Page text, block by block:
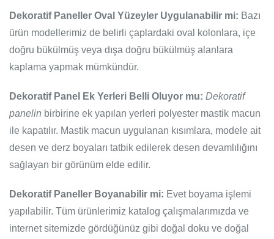
Dekoratif Paneller Oval Yüzeyler Uygulanabilir mi: Bazı
ürün modellerimiz de belirli çaplardaki oval kolonlara, içe
doğru bükülmüş veya dışa doğru bükülmüş alanlara
kaplama yapmak mümkündür.
Dekoratif Panel Ek Yerleri Belli Oluyor mu: Dekoratif
panelin birbirine ek yapılan yerleri polyester mastik macun
ile kapatılır. Mastik macun uygulanan kısımlara, modele ait
desen ve derz boyaları tatbik edilerek desen devamlılığını
sağlayan bir görünüm elde edilir.
Dekoratif Paneller Boyanabilir mi: Evet boyama işlemi
yapılabilir. Tüm ürünlerimiz katalog çalışmalarımızda ve
internet sitemizde gördüğünüz gibi doğal doku ve doğal